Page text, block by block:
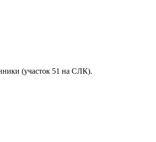
(участок 51 на СЛК).